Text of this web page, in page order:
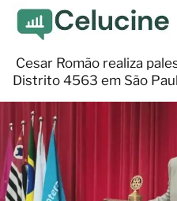
Cesar Romão realiza
Distrito 4563 em São